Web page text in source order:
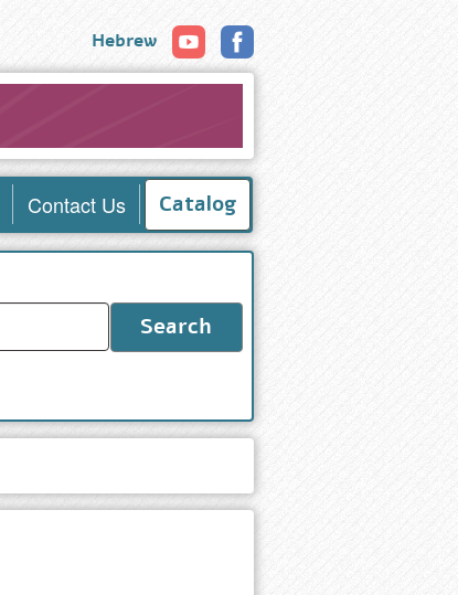
Hebrew
Contact Us Catalog
Search